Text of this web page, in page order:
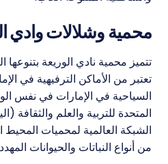
محمية وشلالات وادي
تتميز محمية نادي الوريعة
تعتبر من الأماكن الترفيهية في
السياحية في الإمارات في نفس
المتحدة للتربية والعلم
الشبكة العالمية لمحميات
من أنواع النباتات والحيوانات